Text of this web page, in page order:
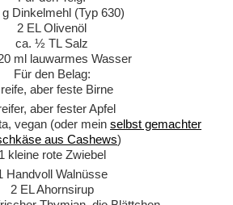
g Dinkelmehl (Typ 630)
2 EL Olivenöl
ca. ½ TL Salz
ml lauwarmes Wasser
Für den Belag:
aber feste Birne
aber fester Apfel
vegan (oder mein selbst gemachter
aus Cashews)
1 kleine rote Zwiebel
Handvoll Walnüsse
2 EL Ahornsirup